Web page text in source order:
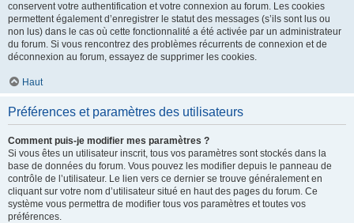
conservent votre authentification et votre connexion au forum. Les cookies
permettent également d’enregistrer le statut des messages (s’ils sont lus ou
non lus) dans le cas où cette fonctionnalité a été activée par un administrateur
du forum. Si vous rencontrez des problèmes récurrents de connexion et de
déconnexion au forum, essayez de supprimer les cookies.
Haut
Préférences et paramètres des utilisateurs
Comment puis-je modifier mes paramètres ?
Si vous êtes un utilisateur inscrit, tous vos paramètres sont stockés dans la
base de données du forum. Vous pouvez les modifier depuis le panneau de
contrôle de l’utilisateur. Le lien vers ce dernier se trouve généralement en
cliquant sur votre nom d’utilisateur situé en haut des pages du forum. Ce
système vous permettra de modifier tous vos paramètres et toutes vos
préférences.